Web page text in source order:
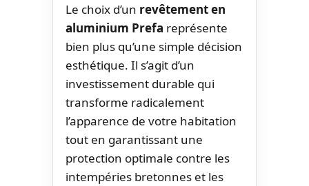
Le choix d’un revêtement en
aluminium Prefa représente
bien plus qu’une simple décision
esthétique. Il s’agit d’un
investissement durable qui
transforme radicalement
l’apparence de votre habitation
tout en garantissant une
protection optimale contre les
intempéries bretonnes et les